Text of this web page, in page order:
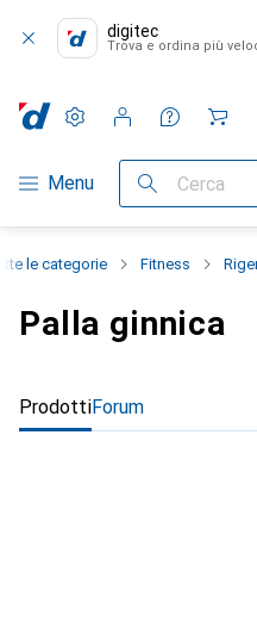
digitec
Trova e ordina più
Categoria Navigazione
Menu Cerca
Impostazioni
Conto cliente
Liste di confronto
Liste dei desideri
Carrello
le categorie Fitness
Palla ginnica
ProdottiForum